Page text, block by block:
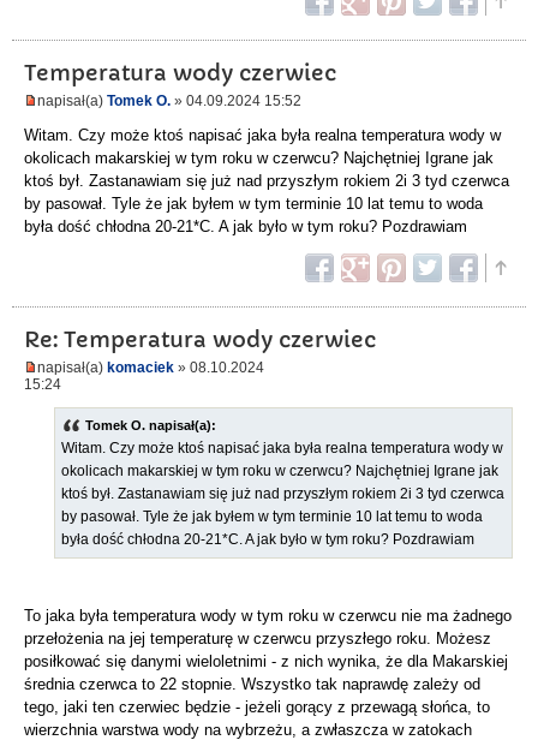
Temperatura wody czerwiec
napisał(a) Tomek O. » 04.09.2024 15:52
Witam. Czy może ktoś napisać jaka była realna temperatura wody w
okolicach makarskiej w tym roku w czerwcu? Najchętniej Igrane jak
ktoś był. Zastanawiam się już nad przyszłym rokiem 2i 3 tyd czerwca
by pasował. Tyle że jak byłem w tym terminie 10 lat temu to woda
była dość chłodna 20-21*C. A jak było w tym roku? Pozdrawiam
Re: Temperatura wody czerwiec
napisał(a) komaciek » 08.10.2024
15:24
Tomek O. napisał(a):
Witam. Czy może ktoś napisać jaka była realna temperatura wody w
okolicach makarskiej w tym roku w czerwcu? Najchętniej Igrane jak
ktoś był. Zastanawiam się już nad przyszłym rokiem 2i 3 tyd czerwca
by pasował. Tyle że jak byłem w tym terminie 10 lat temu to woda
była dość chłodna 20-21*C. A jak było w tym roku? Pozdrawiam
To jaka była temperatura wody w tym roku w czerwcu nie ma żadnego
przełożenia na jej temperaturę w czerwcu przyszłego roku. Możesz
posiłkować się danymi wieloletnimi - z nich wynika, że dla Makarskiej
średnia czerwca to 22 stopnie. Wszystko tak naprawdę zależy od
tego, jaki ten czerwiec będzie - jeżeli gorący z przewagą słońca, to
wierzchnia warstwa wody na wybrzeżu, a zwłaszcza w zatokach